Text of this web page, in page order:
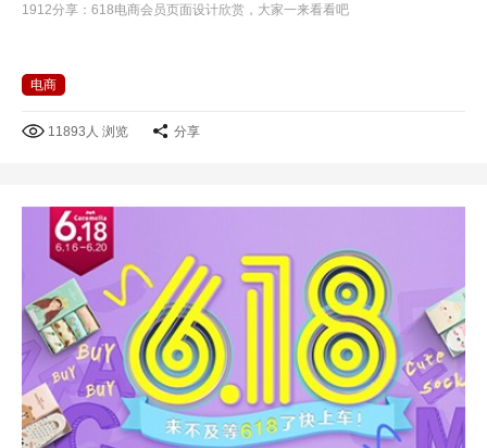
1912分享：618电商会员页面设计欣赏，大家一来看看吧
电商
11893人 浏览 分享